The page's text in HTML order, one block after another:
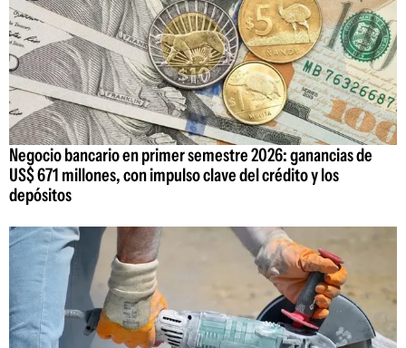
Negocio bancario en primer semestre 2026: ganancias de
US$ 671 millones, con impulso clave del crédito y los
depósitos